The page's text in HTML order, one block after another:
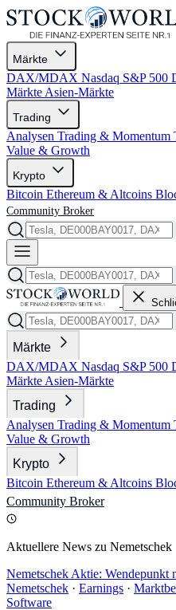
Märkte
DAX/MDAX Nasdaq S&P 500
Märkte Asien-Märkte
Trading
Analysen Trading & Momentum
Value & Growth
Krypto
Bitcoin Ethereum & Altcoins
Community Broker
Märkte
DAX/MDAX Nasdaq S&P 500
Märkte Asien-Märkte
Trading
Analysen Trading & Momentum
Value & Growth
Krypto
Bitcoin Ethereum & Altcoins
Community Broker
Aktuellere News zu Nemetschek
Nemetschek Aktie:
Nemetschek · Earnings ·
Software